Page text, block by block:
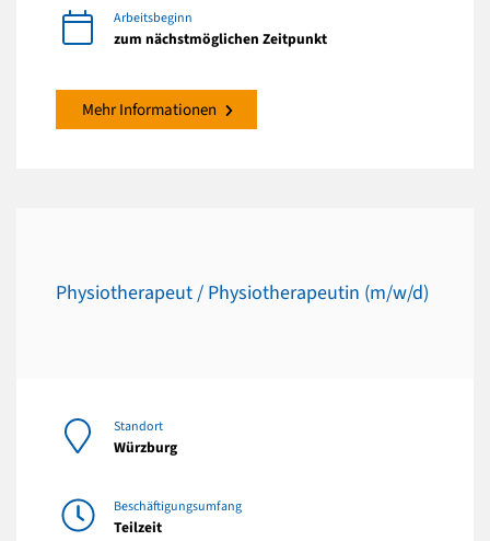
Arbeitsbeginn
zum nächstmöglichen Zeitpunkt
Mehr Informationen
Physiotherapeut / Physiotherapeutin (m/w/d)
Standort
Würzburg
Beschäftigungsumfang
Teilzeit